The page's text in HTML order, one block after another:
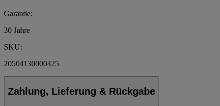
Garantie:
30 Jahre
SKU:
20504130000425
Zahlung, Lieferung & Rückgabe